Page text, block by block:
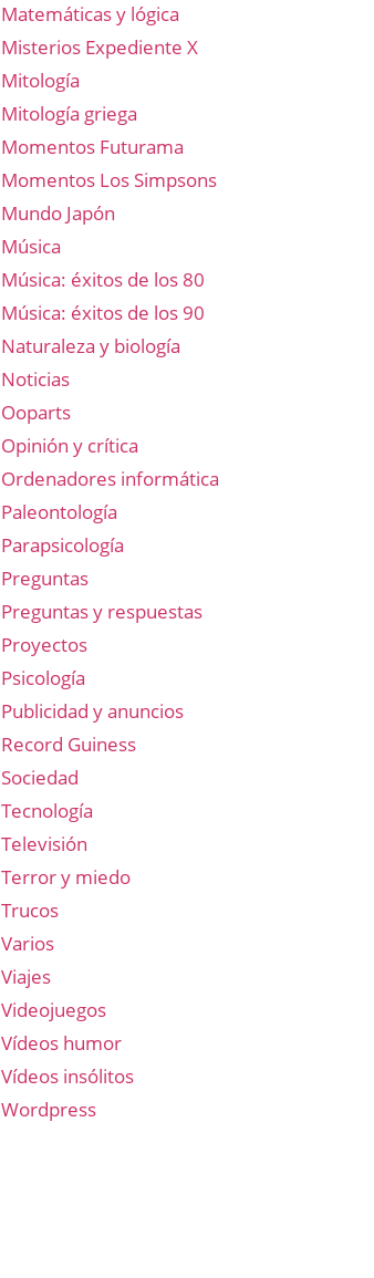
Matemáticas y lógica
Misterios Expediente X
Mitología
Mitología griega
Momentos Futurama
Momentos Los Simpsons
Mundo Japón
Música
Música: éxitos de los 80
Música: éxitos de los 90
Naturaleza y biología
Noticias
Ooparts
Opinión y crítica
Ordenadores informática
Paleontología
Parapsicología
Preguntas
Preguntas y respuestas
Proyectos
Psicología
Publicidad y anuncios
Record Guiness
Sociedad
Tecnología
Televisión
Terror y miedo
Trucos
Varios
Viajes
Videojuegos
Vídeos humor
Vídeos insólitos
Wordpress